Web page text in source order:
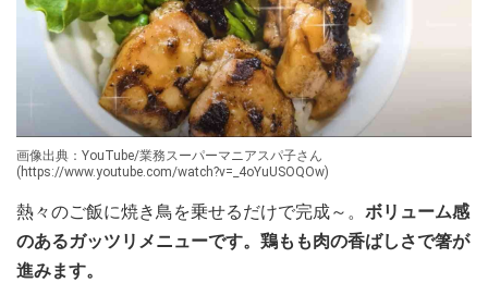
画像出典：YouTube/業務スーパーマニアスパ子さん
(https://www.youtube.com/watch?v=_4oYuUSOQOw)
熱々のご飯に焼き鳥を乗せるだけで完成～。 ボリューム感
のあるガッツリメニューです。鶏もも肉の香ばしさで箸が
進みます。